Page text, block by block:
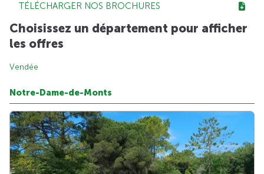
TÉLÉCHARGER NOS BROCHURES
Choisissez un département pour afficher
les offres
Vendée
Notre-Dame-de-Monts